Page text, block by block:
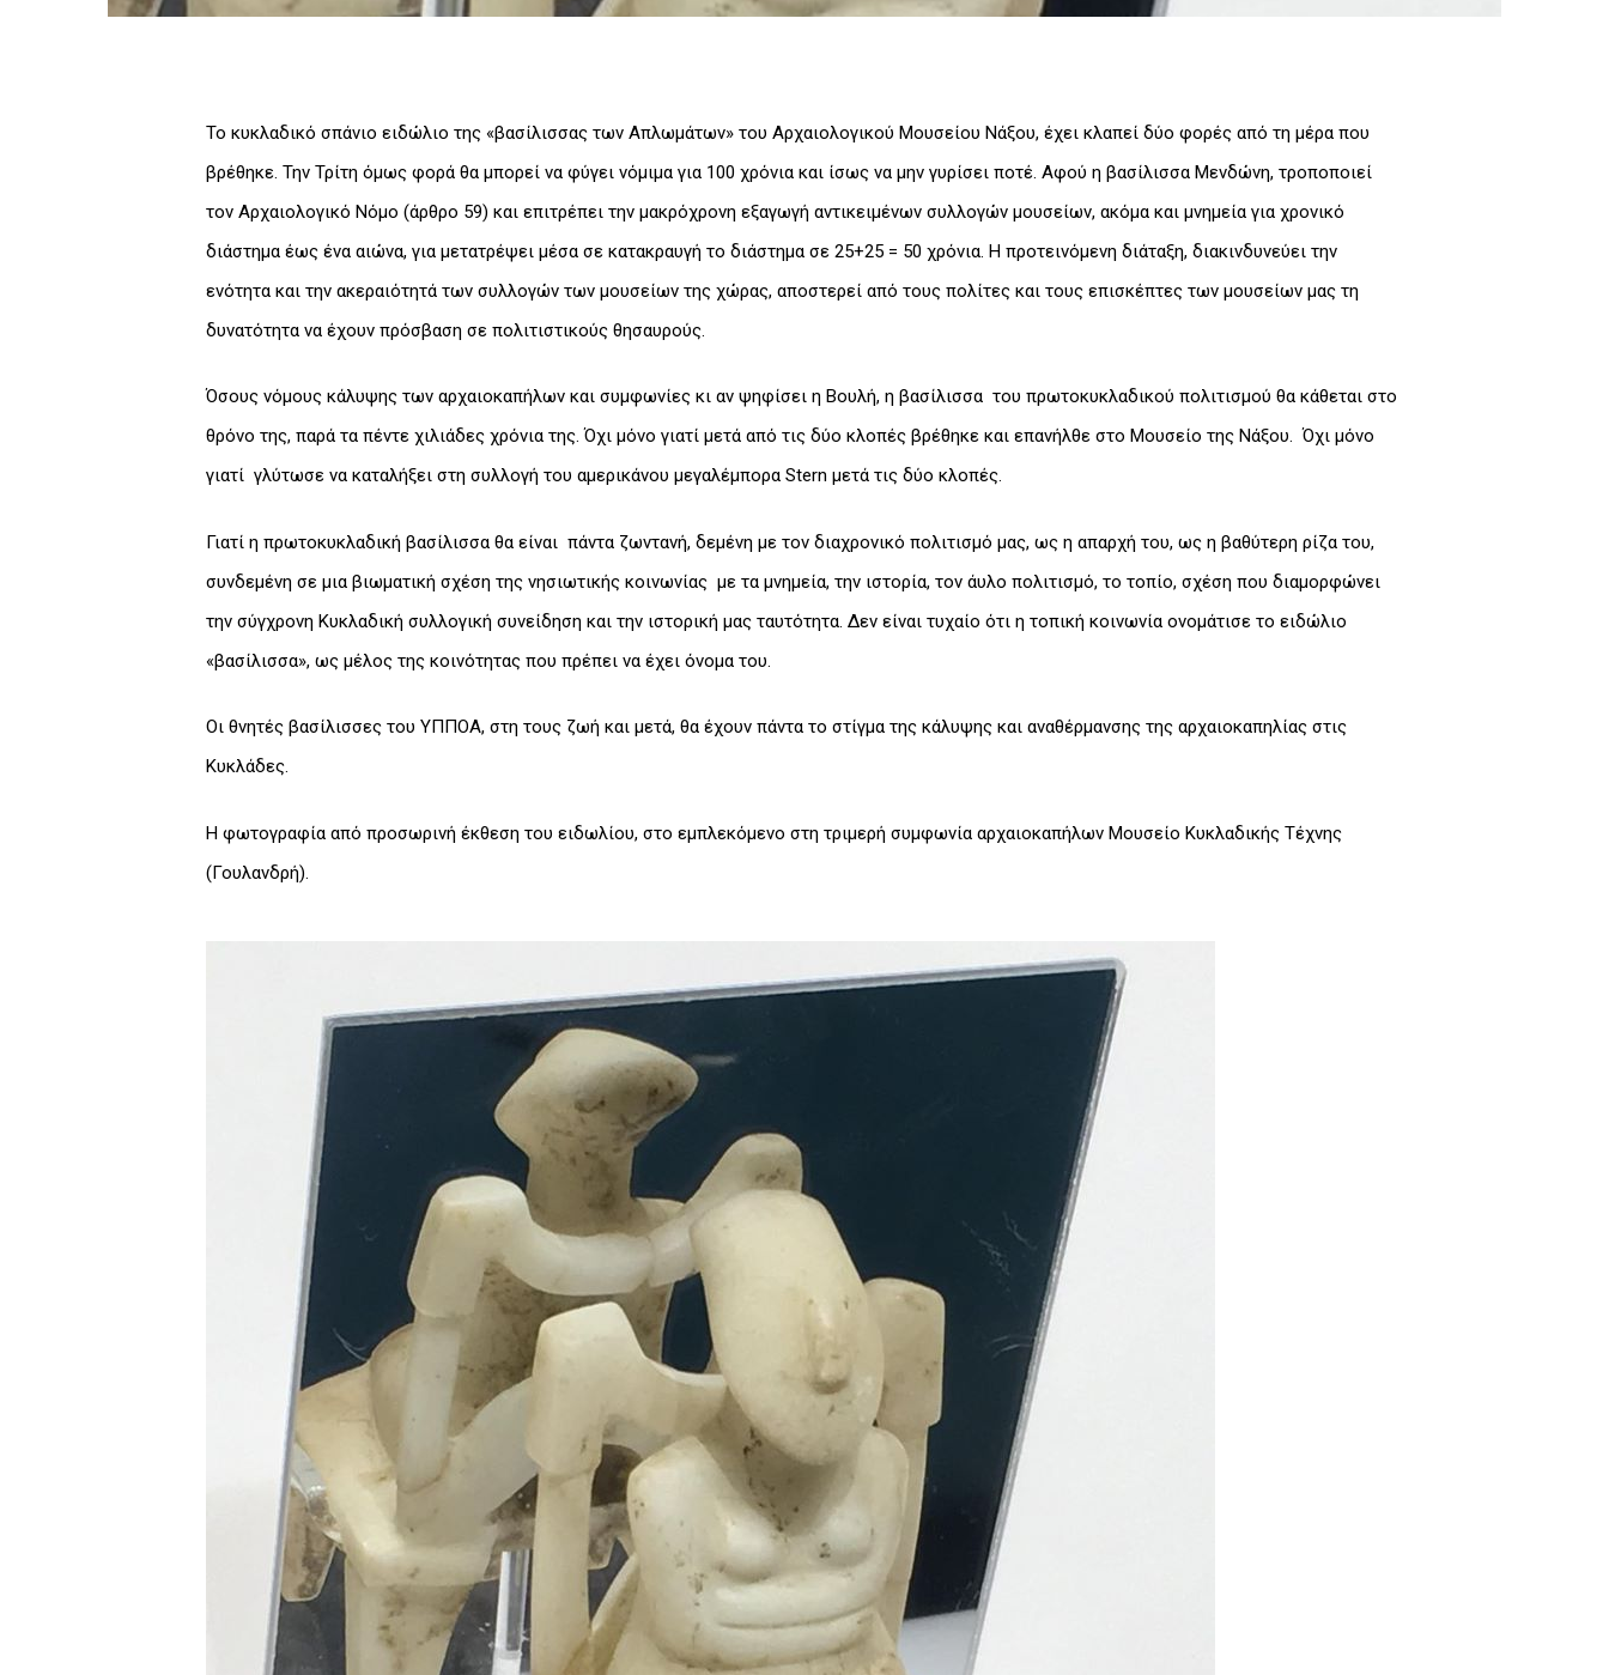
Το κυκλαδικό σπάνιο ειδώλιο της «βασίλισσας των Απλωμάτων» του Αρχαιολογικού Μουσείου Νάξου, έχει κλαπεί δύο φορές από τη μέρα που
βρέθηκε. Την Τρίτη όμως φορά θα μπορεί να φύγει νόμιμα για 100 χρόνια και ίσως να μην γυρίσει ποτέ. Αφού η βασίλισσα Μενδώνη, τροποποιεί
τον Αρχαιολογικό Νόμο (άρθρο 59) και επιτρέπει την μακρόχρονη εξαγωγή αντικειμένων συλλογών μουσείων, ακόμα και μνημεία για χρονικό
διάστημα έως ένα αιώνα, για μετατρέψει μέσα σε κατακραυγή το διάστημα σε 25+25 = 50 χρόνια. Η προτεινόμενη διάταξη, διακινδυνεύει την
ενότητα και την ακεραιότητά των συλλογών των μουσείων της χώρας, αποστερεί από τους πολίτες και τους επισκέπτες των μουσείων μας τη
δυνατότητα να έχουν πρόσβαση σε πολιτιστικούς θησαυρούς.
Όσους νόμους κάλυψης των αρχαιοκαπήλων και συμφωνίες κι αν ψηφίσει η Βουλή, η βασίλισσα του πρωτοκυκλαδικού πολιτισμού θα κάθεται στο
θρόνο της, παρά τα πέντε χιλιάδες χρόνια της. Όχι μόνο γιατί μετά από τις δύο κλοπές βρέθηκε και επανήλθε στο Μουσείο της Νάξου. Όχι μόνο
γιατί γλύτωσε να καταλήξει στη συλλογή του αμερικάνου μεγαλέμπορα Stern μετά τις δύο κλοπές.
Γιατί η πρωτοκυκλαδική βασίλισσα θα είναι πάντα ζωντανή, δεμένη με τον διαχρονικό πολιτισμό μας, ως η απαρχή του, ως η βαθύτερη ρίζα του,
συνδεμένη σε μια βιωματική σχέση της νησιωτικής κοινωνίας με τα μνημεία, την ιστορία, τον άυλο πολιτισμό, το τοπίο, σχέση που διαμορφώνει
την σύγχρονη Κυκλαδική συλλογική συνείδηση και την ιστορική μας ταυτότητα. Δεν είναι τυχαίο ότι η τοπική κοινωνία ονομάτισε το ειδώλιο
«βασίλισσα», ως μέλος της κοινότητας που πρέπει να έχει όνομα του.
Οι θνητές βασίλισσες του ΥΠΠΟΑ, στη τους ζωή και μετά, θα έχουν πάντα το στίγμα της κάλυψης και αναθέρμανσης της αρχαιοκαπηλίας στις
Κυκλάδες.
Η φωτογραφία από προσωρινή έκθεση του ειδωλίου, στο εμπλεκόμενο στη τριμερή συμφωνία αρχαιοκαπήλων Μουσείο Κυκλαδικής Τέχνης
(Γουλανδρή).